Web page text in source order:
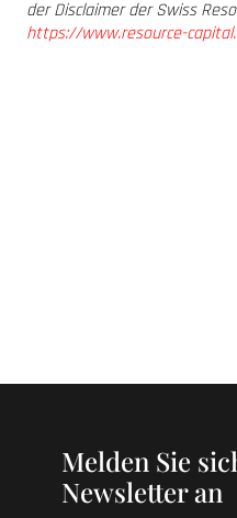
der Disclaimer der Swiss
https://www.resource-
Melden Sie
Newsletter an